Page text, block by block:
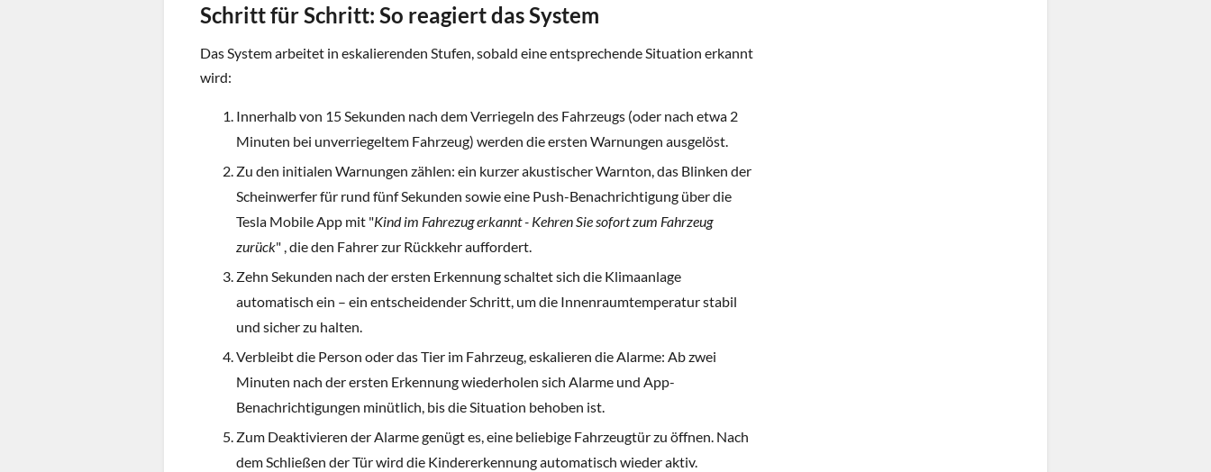
Schritt für Schritt: So reagiert das System
Das System arbeitet in eskalierenden Stufen, sobald eine entsprechende Situation erkannt
wird:
Innerhalb von 15 Sekunden nach dem Verriegeln des Fahrzeugs (oder nach etwa 2
Minuten bei unverriegeltem Fahrzeug) werden die ersten Warnungen ausgelöst.
Zu den initialen Warnungen zählen: ein kurzer akustischer Warnton, das Blinken der
Scheinwerfer für rund fünf Sekunden sowie eine Push-Benachrichtigung über die
Tesla Mobile App mit "Kind im Fahrezug erkannt - Kehren Sie sofort zum Fahrzeug
zurück" , die den Fahrer zur Rückkehr auffordert.
Zehn Sekunden nach der ersten Erkennung schaltet sich die Klimaanlage
automatisch ein – ein entscheidender Schritt, um die Innenraumtemperatur stabil
und sicher zu halten.
Verbleibt die Person oder das Tier im Fahrzeug, eskalieren die Alarme: Ab zwei
Minuten nach der ersten Erkennung wiederholen sich Alarme und App-
Benachrichtigungen minütlich, bis die Situation behoben ist.
Zum Deaktivieren der Alarme genügt es, eine beliebige Fahrzeugtür zu öffnen. Nach
dem Schließen der Tür wird die Kindererkennung automatisch wieder aktiv.